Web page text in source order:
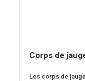
Corps de
Les corps de